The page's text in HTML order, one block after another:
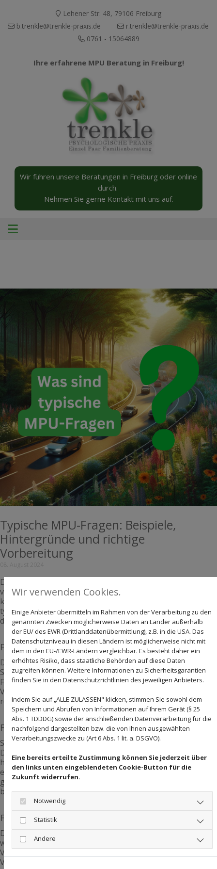
Lehener Str. 48, 79106 Freiburg
b.trenkle@trenkle-praxis.de
r.trenkle@trenkle-praxis.de
0761 - 15064889
Ihre erfahrene MPU Beratung in Freiburg!
Wir führen unsere Beratungen in Freiburg oder online
durch.
Nehmen Sie gerne Kontakt mit uns auf.
Typische MPU-Fragen: Beispiele,
Hintergründe und richtige
Vorbereitung
Die MPU ist für viele Menschen eine Stresssituation, denn
vorher ist nicht klar, welche Fragen gestellt werden
könnten. In diesem Ratgeber erfahren Sie, welche Fragen
typischerweise gestellt werden und wie Sie sich am besten
darauf vorbereiten.
Fragen zu Ihrem Verhalten im Straßenverkehr
Der Gutachter möchte erfahren, wie Sie sich im
Straßenverkehr verhalten. Entsprechend wird es auch
Fragen bezüglich hierauf geben. Dies können Fragen zu
Verkehrsverstößen, riskantem Fahrverhalten und anderen
relevanten Themen sein.
Fragen zu Alkohol- oder Drogenkonsum
Sofern die MPU aufgrund von Alkohol- oder
Drogenproblemen angeordnet wurde, werden sicherlich
hierzu Fragen aufkommen. Der Gutachter möchte
erfahren, wie Sie nun dem Alkohol- und Drogenkonsum
gegenüber eingestellt sind und wie Sie zukünftig abstinent
bleiben wollen.
Fragen zur Verkehrssicherheit
Die Verkehrssicherheit soll durch die MPU gewährleistet
werden. Somit sind auch hierzu Fragen sicher. Es geht um
Vorfahrtsituation, Verkehrsregeln und das richtige
Verhalten in bestimmten Situationen. Bereiten Sie sich
Wir verwenden Cookies.
Einige Anbieter übermitteln im Rahmen von der Verarbeitung zu den
genannten Zwecken möglicherweise Daten an Länder außerhalb
der EU/ des EWR (Drittlanddatenübermittlung), z.B. in die USA. Das
Datenschutzniveau in diesen Ländern ist möglicherweise nicht mit
dem in den EU-/EWR-Ländern vergleichbar. Es besteht daher ein
erhöhtes Risiko, dass staatliche Behörden auf diese Daten
zugreifen können. Weitere Informationen zu Sicherheitsgarantien
finden Sie in den Datenschutzrichtlinien des jeweiligen Anbieters.
Indem Sie auf „ALLE ZULASSEN" klicken, stimmen Sie sowohl dem
Speichern und Abrufen von Informationen auf Ihrem Gerät (§ 25
Abs. 1 TDDDG) sowie der anschließenden Datenverarbeitung für die
nachfolgend dargestellten bzw. die von Ihnen ausgewählten
Verarbeitungszwecke zu (Art 6 Abs. 1 lit. a. DSGVO).
Eine bereits erteilte Zustimmung können Sie jederzeit über
den links unten eingeblendeten Cookie-Button für die
Zukunft widerrufen.
Notwendig
Statistik
Andere